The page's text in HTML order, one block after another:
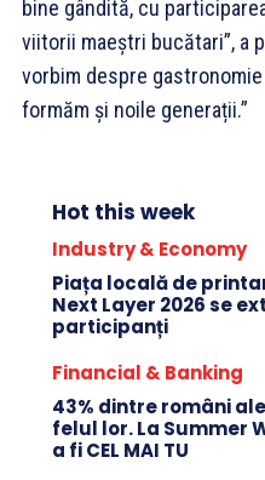
bine gândită, cu
viitorii maeștri bucătari”, a
vorbim despre
formăm și noile generații.”
Hot this week
Industry & Economy
Piața locală de
Next Layer 2026 se
participanți
Financial & Banking
43% dintre români
felul lor. La Summer
a fi CEL MAI TU